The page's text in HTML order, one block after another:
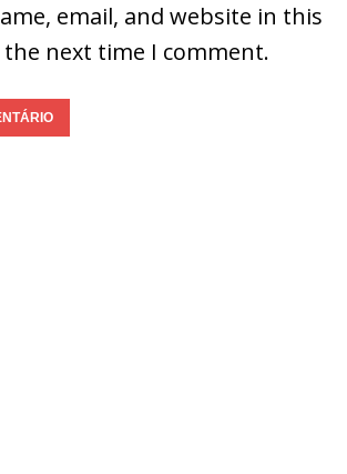
email, and website in this
next time I comment.